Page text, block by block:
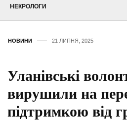
НЕКРОЛОГИ
НОВИНИ 21 ЛИПНЯ, 2025
Уланівські
вирушили на
підтримкою від